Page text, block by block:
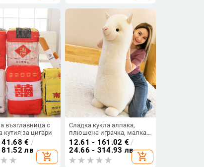
възглавница с
кутия за цигари
€ /
лв
add_shopping_cart
Сладка кукла алпака,
плюшена играчка, малка
възглавница, голяма
спяща кукла, ножици,
машина за кукли, подарък
за годишна среща
12.61 - 161.02 € /
24.66 - 314.93 лв
add_shopping_cart